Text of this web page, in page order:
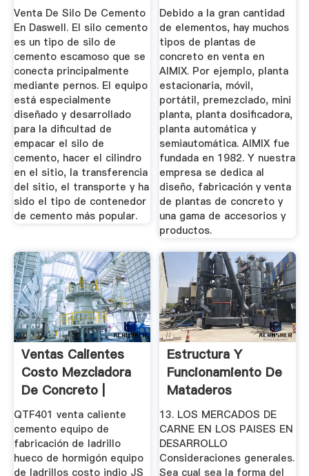
Maquinaria
Venta De Silo De Cemento
En Daswell. El silo cemento
es un tipo de silo de
cemento escamoso que se
conecta principalmente
mediante pernos. El equipo
está especialmente
diseñado y desarrollado
para la dificultad de
empacar el silo de
cemento, hacer el cilindro
en el sitio, la transferencia
del sitio, el transporte y ha
sido el tipo de contenedor
de cemento más popular.
Fabricante ...
Debido a la gran cantidad
de elementos, hay muchos
tipos de plantas de
concreto en venta en
AIMIX. Por ejemplo, planta
estacionaria, móvil,
portátil, premezclado, mini
planta, planta dosificadora,
planta automática y
semiautomática. AIMIX fue
fundada en 1982. Y nuestra
empresa se dedica al
diseño, fabricación y venta
de plantas de concreto y
una gama de accesorios y
productos.
Ventas Calientes
Costo Mezcladora
De Concreto |
Portátil ...
QTF401 venta caliente
cemento equipo de
fabricación de ladrillo
hueco de hormigón equipo
de ladrillos costo indio JS
Estructura Y
Funcionamiento De
Mataderos
Medianos En ...
13. LOS MERCADOS DE
CARNE EN LOS PAISES EN
DESARROLLO
Consideraciones generales.
Sea cual sea la forma del